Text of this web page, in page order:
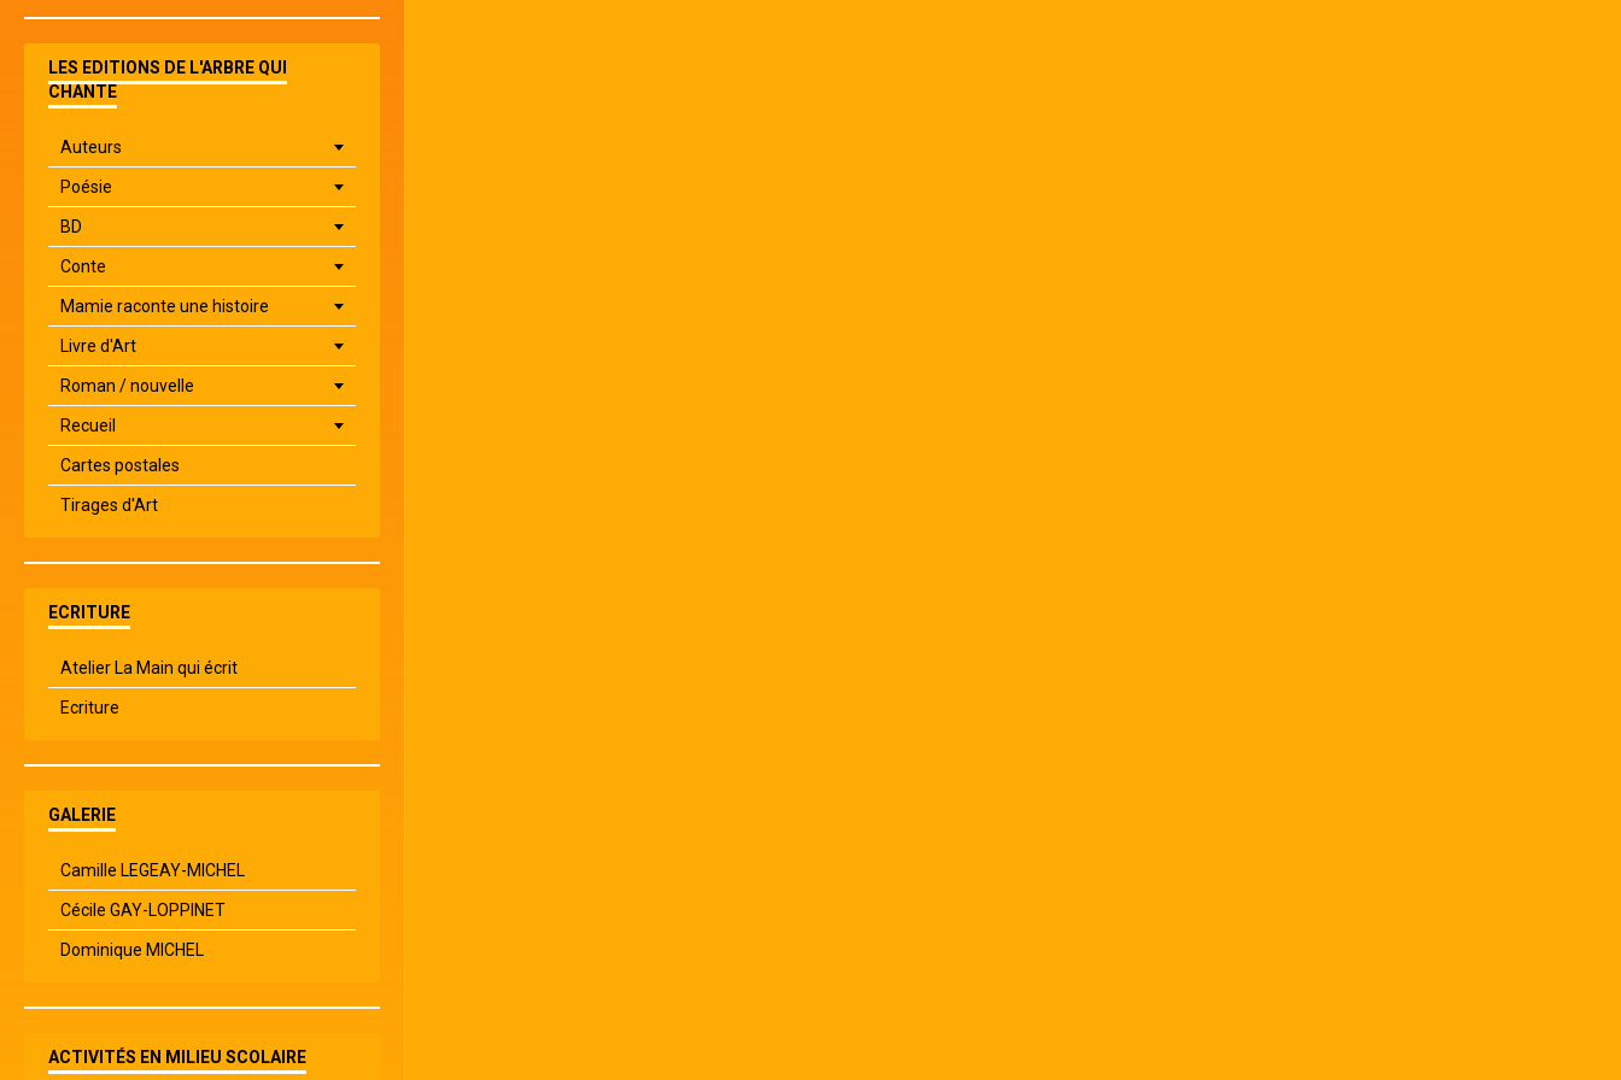
LES EDITIONS DE L'ARBRE QUI
CHANTE
Auteurs
Poésie
BD
Conte
Mamie raconte une histoire
Livre d'Art
Roman / nouvelle
Recueil
Cartes postales
Tirages d'Art
ECRITURE
Atelier La Main qui écrit
Ecriture
GALERIE
Camille LEGEAY-MICHEL
Cécile GAY-LOPPINET
Dominique MICHEL
ACTIVITÉS EN MILIEU SCOLAIRE